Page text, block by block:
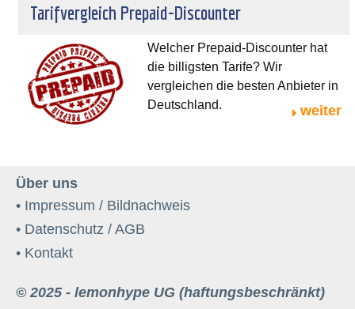
Tarifvergleich Prepaid-Discounter
Welcher Prepaid-Discounter hat
die billigsten Tarife? Wir
vergleichen die besten Anbieter in
Deutschland.
weiter
Über uns
• Impressum / Bildnachweis
• Datenschutz / AGB
• Kontakt
© 2025 - lemonhype UG (haftungsbeschränkt)